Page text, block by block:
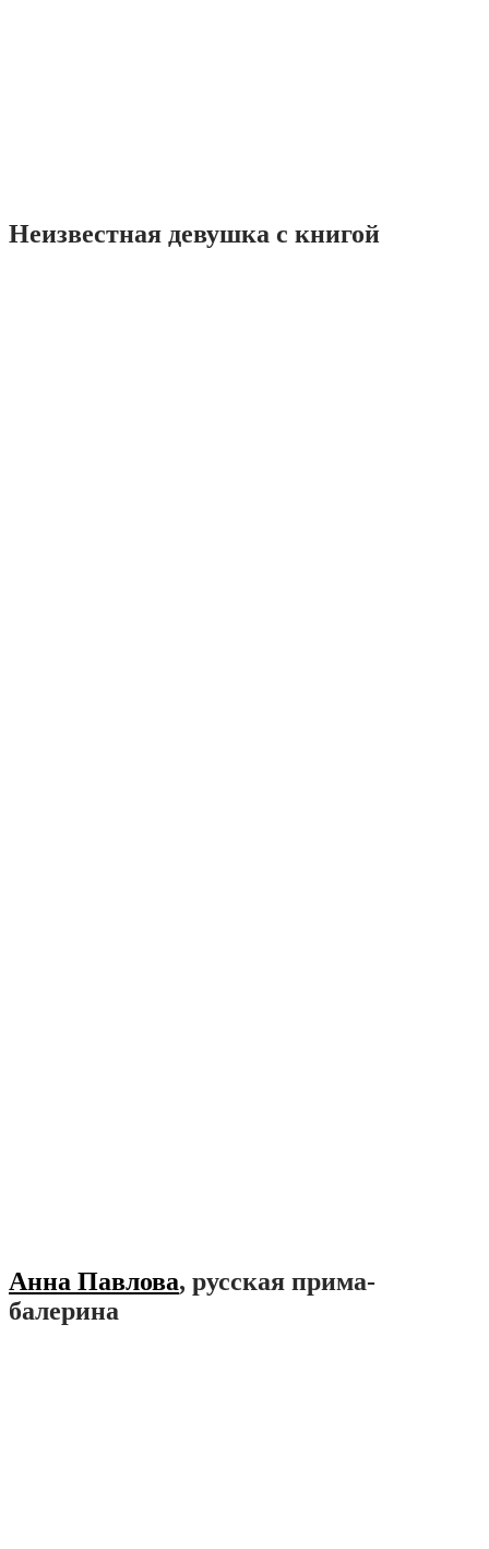
Неизвестная девушка с книгой
Анна Павлова, русская прима-
балерина